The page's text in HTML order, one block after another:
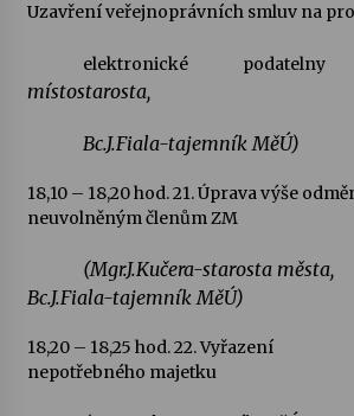
Uzavření veřejnoprávních smluv na
elektronické
místostarosta,
Bc.J.Fiala-tajemník MěÚ)
18,10 – 18,20 hod.21. Úprava výše
neuvolněným členům ZM
(Mgr.J.Kučera-starosta města,
Bc.J.Fiala-tajemník MěÚ)
18,20 – 18,25 hod.22. Vyřazení
nepotřebného majetku